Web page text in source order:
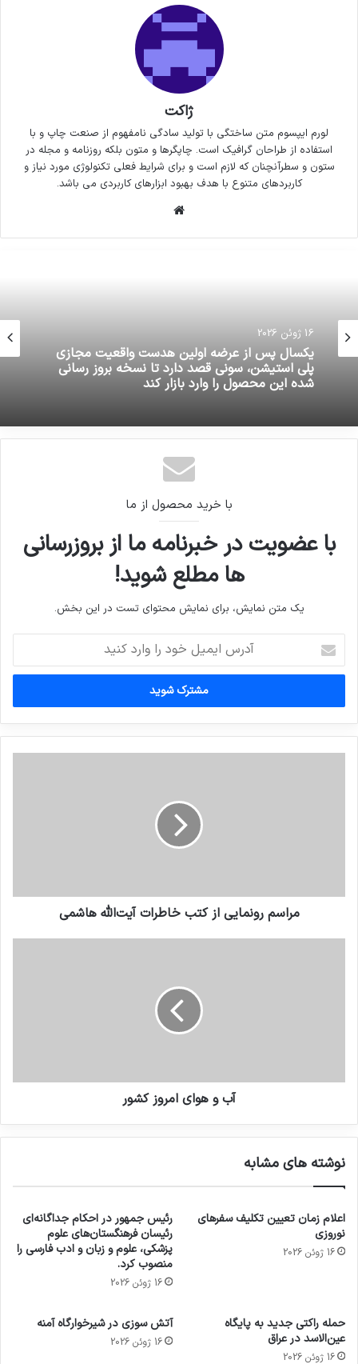
ژاکت
لورم ایپسوم متن ساختگی با تولید سادگی نامفهوم از صنعت چاپ و با
استفاده از طراحان گرافیک است. چاپگرها و متون بلکه روزنامه و مجله در
ستون و سطرآنچنان که لازم است و برای شرایط فعلی تکنولوژی مورد نیاز و
کاربردهای متنوع با هدف بهبود ابزارهای کاربردی می باشد.
16 ژوئن 2026
یکسال پس از عرضه اولین هدست واقعیت مجازی
پلی استیشن، سونی قصد دارد تا نسخه بروز رسانی
شده این محصول را وارد بازار کند
با خرید محصول از ما
با عضویت در خبرنامه ما از بروزرسانی
ها مطلع شوید!
یک متن نمایش، برای نمایش محتوای تست در این بخش.
ایمیل
خود
وارد
کنید
مراسم رونمایی از کتب خاطرات آیت‌الله هاشمی
آب و هوای امروز کشور
نوشته های مشابه
اعلام زمان تعیین تکلیف سفرهای
نوروزی
16 ژوئن 2026
رئیس جمهور در احکام جداگانه‌ای
رئیسان فرهنگستان‌های علوم
پزشکی، علوم و زبان و ادب فارسی را
منصوب کرد.
16 ژوئن 2026
حمله راکتی جدید به پایگاه
عین‌الاسد در عراق
16 ژوئن 2026
آتش سوزی در شیرخوارگاه آمنه
16 ژوئن 2026